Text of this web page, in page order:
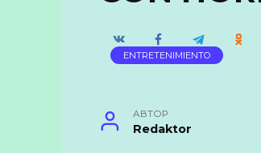
ENTRETENIMIENTO
АВТОР
Redaktor